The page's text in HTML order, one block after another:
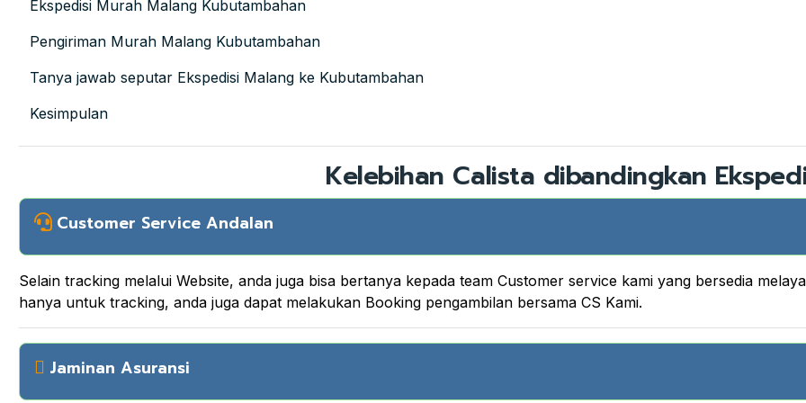
Ekspedisi Murah Malang Kubutambahan
Pengiriman Murah Malang Kubutambahan
Tanya jawab seputar Ekspedisi Malang ke Kubutambahan
Kesimpulan
Kelebihan Calista dibandingkan
Customer Service Andalan
Selain tracking melalui Website, anda juga bisa bertanya kepada team Customer service kami yang bersedia
hanya untuk tracking, anda juga dapat melakukan Booking pengambilan bersama CS Kami.
Jaminan Asuransi